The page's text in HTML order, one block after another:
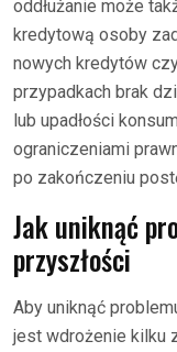
oddłużanie może
kredytową osoby
nowych kredytów
przypadkach brak
lub upadłości
ograniczeniami
po zakończeniu
Jak uniknąć
przyszłości
Aby uniknąć
jest wdrożenie kilku